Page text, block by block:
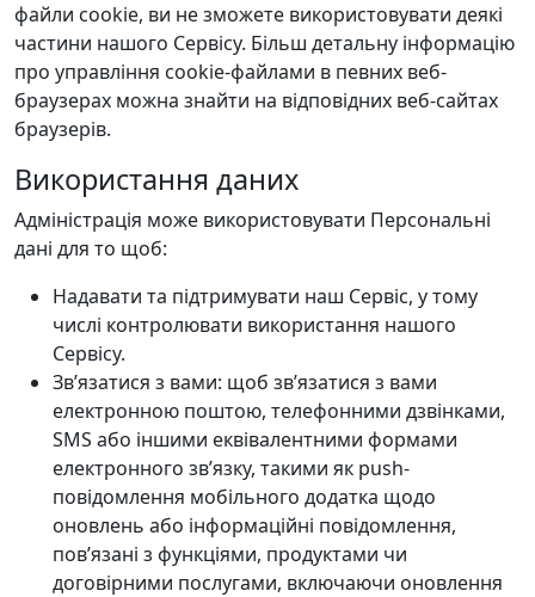
файли cookie, ви не зможете використовувати деякі
частини нашого Сервісу. Більш детальну інформацію
про управління cookie-файлами в певних веб-
браузерах можна знайти на відповідних веб-сайтах
браузерів.
Використання даних
Адміністрація може використовувати Персональні
дані для то щоб:
Надавати та підтримувати наш Сервіс, у тому
числі контролювати використання нашого
Сервісу.
Зв’язатися з вами: щоб зв’язатися з вами
електронною поштою, телефонними дзвінками,
SMS або іншими еквівалентними формами
електронного зв’язку, такими як push-
повідомлення мобільного додатка щодо
оновлень або інформаційні повідомлення,
пов’язані з функціями, продуктами чи
договірними послугами, включаючи оновлення